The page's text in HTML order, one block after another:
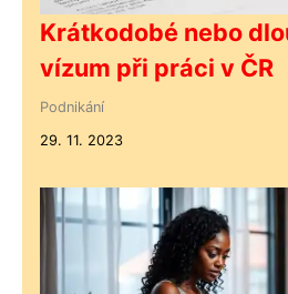
Krátkodobé nebo
vízum při práci v ČR
Podnikání
29. 11. 2023